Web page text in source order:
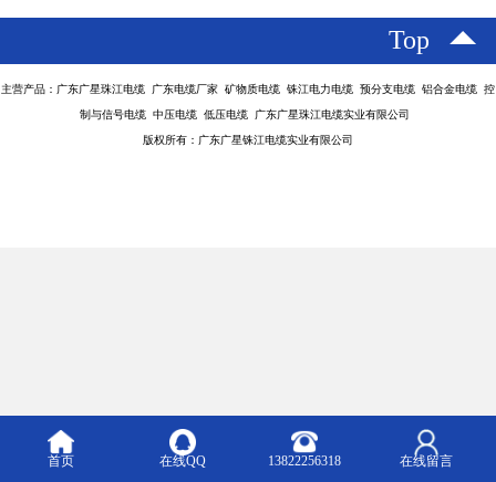
Top
主营产品：广东广星珠江电缆 广东电缆厂家 矿物质电缆 铢江电力电缆 预分支电缆 铝合金电缆 控
制与信号电缆 中压电缆 低压电缆 广东广星珠江电缆实业有限公司
版权所有：广东广星铢江电缆实业有限公司
首页 在线QQ 13822256318 在线留言